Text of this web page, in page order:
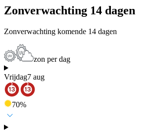
Zonverwachting 14 dagen
Zonverwachting komende 14 dagen
zon per dag
Vrijdag7 aug
70%